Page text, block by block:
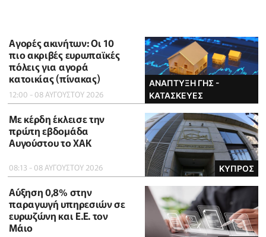
ΑΝΑΠΤΥΞΗ ΓΗΣ -
ΚΑΤΑΣΚΕΥΕΣ
Αγορές ακινήτων: Οι 10
πιο ακριβές ευρωπαϊκές
πόλεις για αγορά
κατοικίας (πίνακας)
12:00 - 08 ΑΥΓΟΥΣΤΟΥ 2026
ΚΥΠΡΟΣ
Με κέρδη έκλεισε την
πρώτη εβδομάδα
Αυγούστου το ΧΑΚ
08:13 - 08 ΑΥΓΟΥΣΤΟΥ 2026
Αύξηση 0,8% στην
παραγωγή υπηρεσιών σε
ευρωζώνη και Ε.Ε. τον
Μάιο